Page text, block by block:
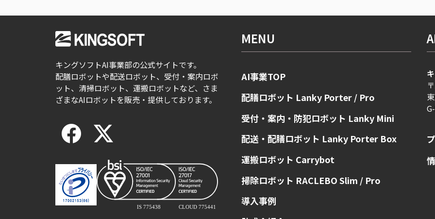
キングソフトAI事業部の公式サイトです。
配膳ロボットや配送ロボット、受付・案内ロボ
ット、清掃ロボット、運搬ロボットなど、さま
ざまなAIロボットを販売・提供しております。
MENU
AI事業TOP
配膳ロボット Lanky Porter / Pro
受付・案内・防犯ロボット Lanky Mini
配送・配膳ロボット Lanky Porter Box
運搬ロボット Carrybot
掃除ロボット RACLEBO Slim / Pro
導入事例